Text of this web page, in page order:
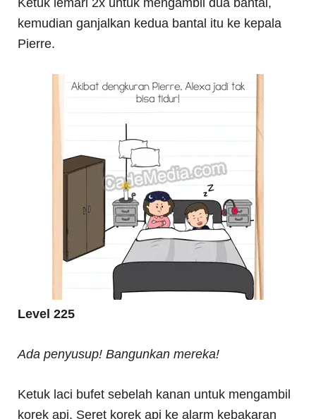
Ketuk lemari 2x untuk mengambil dua bantal,
kemudian ganjalkan kedua bantal itu ke kepala
Pierre.
Level 225
Ada penyusup! Bangunkan mereka!
Ketuk laci bufet sebelah kanan untuk mengambil
korek api. Seret korek api ke alarm kebakaran